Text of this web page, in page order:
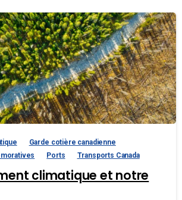
Garde cotière canadienne
Ports Transports Canada
climatique et notre